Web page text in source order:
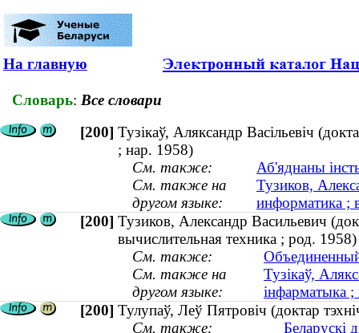
На главную
Словарь: Все словари
[200] Тузікаў, Аляксандр Васільевіч
; нар. 1958)
См. также:
Аб'яднаны
См. также на
другом языке:
Тузиков,
информатика ;
[200] Тузиков, Александр Васильевич
вычислительная техника ; род. 1958)
См. также:
См. также на
другом языке:
Тузікаў,
інфарматыка ;
[200] Тулупаў, Леў Пятровіч (доктар
См. также:
Беларускі